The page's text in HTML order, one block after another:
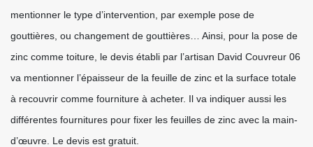
mentionner le type d’intervention, par exemple pose de
gouttières, ou changement de gouttières… Ainsi, pour la pose de
zinc comme toiture, le devis établi par l’artisan David Couvreur 06
va mentionner l’épaisseur de la feuille de zinc et la surface totale
à recouvrir comme fourniture à acheter. Il va indiquer aussi les
différentes fournitures pour fixer les feuilles de zinc avec la main-
d’œuvre. Le devis est gratuit.